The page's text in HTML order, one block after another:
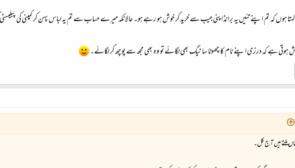
ہوں کہ تم اپنے تئیں یہ برانڈ اپنی جیب سے خرید کر خوش ہو رہے ہو۔ حالانکہ میرے حساب سے تم یہ لباس پہن کر کمپنی کی
ہے کہ درزی اپنے نام کا چھوٹا سا ٹیگ بھی لگائے تو وہ بھی مجھ سے پوچھ کر لگائے۔
ملتے ہیں آج کل۔